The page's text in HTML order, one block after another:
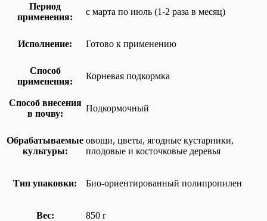
Период
применения:
с марта по июль (1-2 раза в месяц)
Исполнение: Готово к применению
Способ
применения:
Корневая подкормка
Способ внесения
в почву:
Подкормочный
Обрабатываемые
культуры:
овощи, цветы, ягодные кустарники,
плодовые и косточковые деревья
Тип упаковки: Био-ориентированный полипропилен
Вес: 850 г